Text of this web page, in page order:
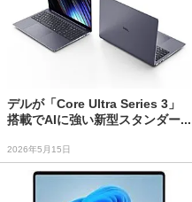
デルが「Core Ultra Series 3」
搭載でAIに強い新型スタンダー...
2026年5月15日